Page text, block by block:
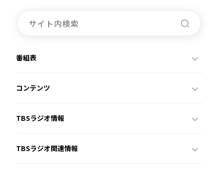
番組表
コンテンツ
TBSラジオ情報
TBSラジオ関連情報